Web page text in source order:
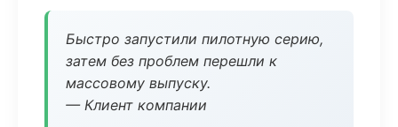
Быстро запустили пилотную серию,
затем без проблем перешли к
массовому выпуску.
— Клиент компании